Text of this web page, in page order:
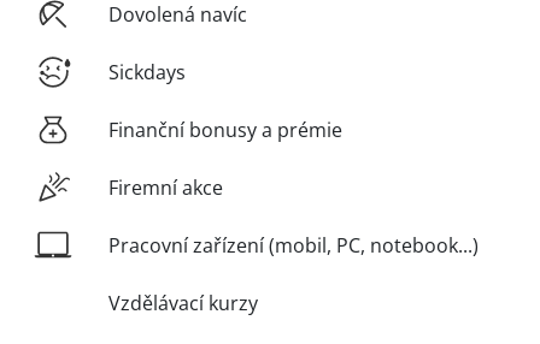
Dovolená navíc
Sickdays
Finanční bonusy a prémie
Firemní akce
Pracovní zařízení (mobil, PC, notebook...)
Vzdělávací kurzy